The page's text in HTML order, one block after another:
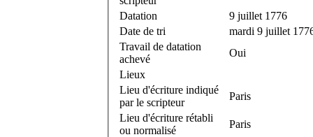
Datation
9 juillet 1776
Date de tri
mardi 9 juillet
Travail de datation
achevé
Oui
Lieux
Lieu d'écriture indiqué
par le scripteur
Paris
Lieu d'écriture rétabli
ou normalisé
Paris